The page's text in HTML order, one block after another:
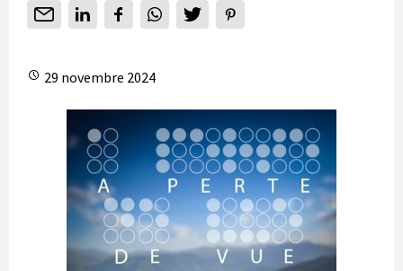
29 novembre 2024